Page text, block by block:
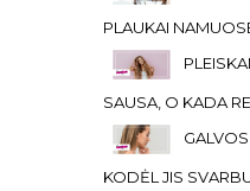
PLAUKAI
SAUSA, O KADA
KODĖL JIS